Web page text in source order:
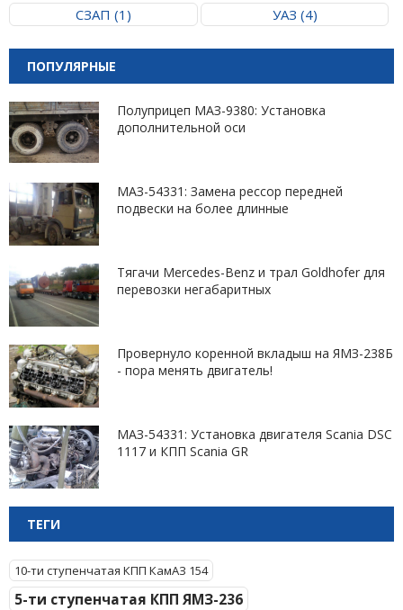
СЗАП (1)
УАЗ (4)
ПОПУЛЯРНЫЕ
Полуприцеп МАЗ-9380: Установка
дополнительной оси
МАЗ-54331: Замена рессор передней
подвески на более длинные
Тягачи Mercedes-Benz и трал Goldhofer для
перевозки негабаритных
Провернуло коренной вкладыш на ЯМЗ-238Б
- пора менять двигатель!
МАЗ-54331: Установка двигателя Scania DSC
1117 и КПП Scania GR
ТЕГИ
10-ти ступенчатая КПП КамАЗ 154
5-ти ступенчатая КПП ЯМЗ-236